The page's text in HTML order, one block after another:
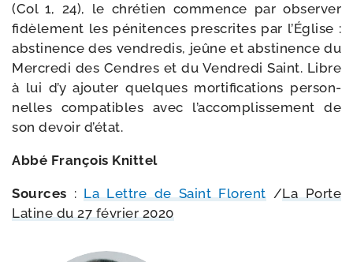
(Col 1, 24), le chré­tien com­mence par obser­ver
fidè­le­ment les péni­tences pres­crites par l’Église :
abs­ti­nence des ven­dre­dis, jeûne et abs­ti­nence du
Mercredi des Cendres et du Vendredi Saint. Libre
à lui d’y ajou­ter quelques mor­ti­fi­ca­tions per­son­
nelles com­pa­tibles avec l’accomplissement de
son devoir d’état.
Abbé François Knittel
Sources :La Lettre de Saint Florent/​La Porte
Latine du 27 février 2020